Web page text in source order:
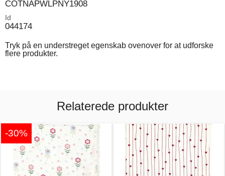
COTNAPWLPNY1908
Id
044174
Tryk på en understreget egenskab ovenover for at udforske
flere produkter.
Relaterede produkter
-30%